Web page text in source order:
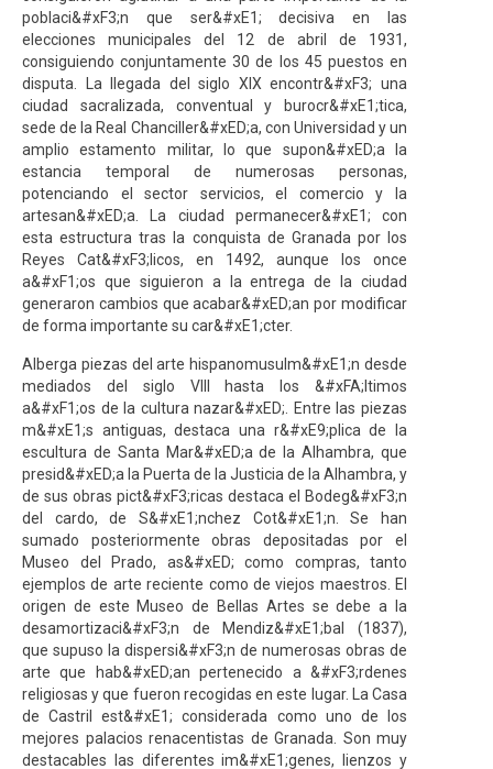
poblaci&#xF3;n que ser&#xE1; decisiva en las
elecciones municipales del 12 de abril de 1931,
consiguiendo conjuntamente 30 de los 45 puestos en
disputa. La llegada del siglo XIX encontr&#xF3; una
ciudad sacralizada, conventual y burocr&#xE1;tica,
sede de la Real Chanciller&#xED;a, con Universidad y un
amplio estamento militar, lo que supon&#xED;a la
estancia temporal de numerosas personas,
potenciando el sector servicios, el comercio y la
artesan&#xED;a. La ciudad permanecer&#xE1; con
esta estructura tras la conquista de Granada por los
Reyes Cat&#xF3;licos, en 1492, aunque los once
a&#xF1;os que siguieron a la entrega de la ciudad
generaron cambios que acabar&#xED;an por modificar
de forma importante su car&#xE1;cter.
Alberga piezas del arte hispanomusulm&#xE1;n desde
mediados del siglo VIII hasta los &#xFA;ltimos
a&#xF1;os de la cultura nazar&#xED;. Entre las piezas
m&#xE1;s antiguas, destaca una r&#xE9;plica de la
escultura de Santa Mar&#xED;a de la Alhambra, que
presid&#xED;a la Puerta de la Justicia de la Alhambra, y
de sus obras pict&#xF3;ricas destaca el Bodeg&#xF3;n
del cardo, de S&#xE1;nchez Cot&#xE1;n. Se han
sumado posteriormente obras depositadas por el
Museo del Prado, as&#xED; como compras, tanto
ejemplos de arte reciente como de viejos maestros. El
origen de este Museo de Bellas Artes se debe a la
desamortizaci&#xF3;n de Mendiz&#xE1;bal (1837),
que supuso la dispersi&#xF3;n de numerosas obras de
arte que hab&#xED;an pertenecido a &#xF3;rdenes
religiosas y que fueron recogidas en este lugar. La Casa
de Castril est&#xE1; considerada como uno de los
mejores palacios renacentistas de Granada. Son muy
destacables las diferentes im&#xE1;genes, lienzos y